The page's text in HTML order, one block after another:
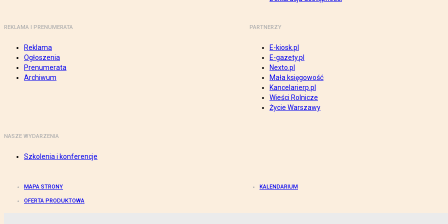
REKLAMA I PRENUMERATA
Reklama
Ogłoszenia
Prenumerata
Archiwum
PARTNERZY
E-kiosk.pl
E-gazety.pl
Nexto.pl
Mała księgowość
Kancelarierp.pl
Wieści Rolnicze
Życie Warszawy
NASZE WYDARZENIA
Szkolenia i konferencje
MAPA STRONY KALENDARIUM
OFERTA PRODUKTOWA